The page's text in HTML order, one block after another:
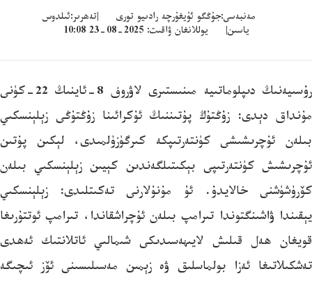
مەنبەسى:جۇڭگو ئۇيغۇرچە رادىيو تورى |تەھرىر:ئىلدوس
ياسىن| يوللانغان ۋاقىت: 2025-08-23 10:08
رۇسىيەنىڭ دىپلوماتىيە مىنىستىرى لاۋروف 8-ئاينىڭ 22-كۈنى
مۇنداق دېدى: زۇڭتۇڭ پۇتىننىڭ ئۇكرائىنا زۇڭتۇڭى زېلېنسكىي
بىلەن ئۇچرىشىشى كۈنتەرتىپكە كىرگۈزۈلمىدى، لېكىن پۇتىن
ئۇچرىشىش كۈنتەرتىپى بېكىتىلگەندىن كېيىن زېلېنسكىي بىلەن
كۆرۈشۈشنى خالايدۇ. ئۇ مۇنۇلارنى تەكىتلىدى: زېلېنسكىي
يېقىندا ۋاشىنگتوندا تىرامپ بىلەن ئۇچراشقاندا، تىرامپ ئوتتۇرىغا
قويغان ھەل قىلىش لايىھەسىدىكى شىمالىي ئاتلانتىك ئەھدى
تەشكىلاتىغا ئەزا بولماسلىق ۋە زېمىن مەسىلىسىنى ئۆز ئىچىگە